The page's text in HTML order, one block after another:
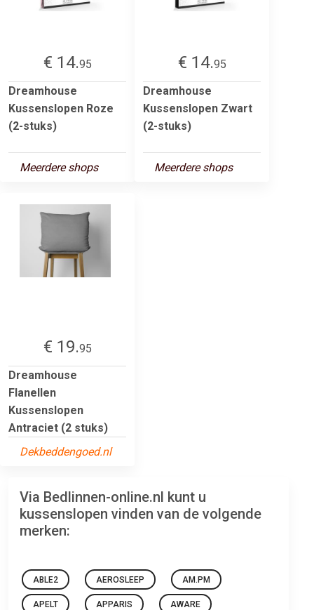
€ 14.95
Dreamhouse
Kussenslopen Roze
(2-stuks)
Meerdere shops
€ 14.95
Dreamhouse
Kussenslopen Zwart
(2-stuks)
Meerdere shops
€ 19.95
Dreamhouse
Flanellen
Kussenslopen
Antraciet (2 stuks)
Dekbeddengoed.nl
Via Bedlinnen-online.nl kunt u
kussenslopen vinden van de volgende
merken:
ABLE2 AEROSLEEP AM.PM
APELT APPARIS AWARE